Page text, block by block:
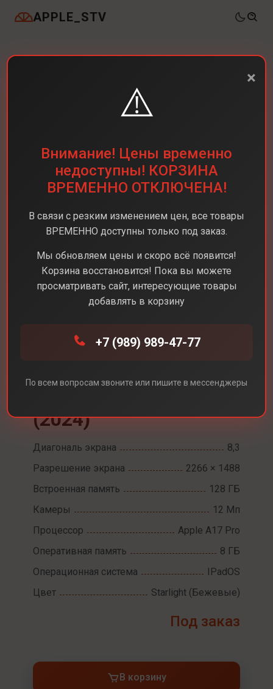
APPLE_STV
(2024)
Диагональ экрана
8,3
Разрешение экрана
2266 × 1488
Встроенная память
128 ГБ
Камеры
12 Мп
Процессор
Apple A17 Pro
Оперативная память
8 ГБ
Операционная система
IPadOS
Цвет
Starlight (Бежевые)
Под заказ
В корзину
×
⚠️
Внимание! Цены временно
недоступны! КОРЗИНА
ВРЕМЕННО ОТКЛЮЧЕНА!
В связи с резким изменением цен, все товары
ВРЕМЕННО доступны только под заказ.
Мы обновляем цены и скоро всё появится!
Корзина восстановится! Пока вы можете
просматривать сайт, интересующие товары
добавлять в корзину
+7 (989) 989-47-77
По всем вопросам звоните или пишите в мессенджеры